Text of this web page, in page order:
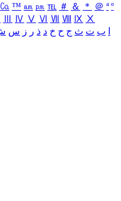
㏇ ™ ㏂ ㏘ ℡ ＃ ＆ ＊ ＠ ª º
Ⅳ Ⅴ Ⅵ Ⅶ Ⅷ Ⅸ Ⅹ
ب ت ث ج ح خ د ذ ر ز س